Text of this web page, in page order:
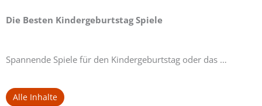
Die Besten Kindergeburtstag Spiele
Spannende Spiele für den Kindergeburtstag oder das …
Alle Inhalte